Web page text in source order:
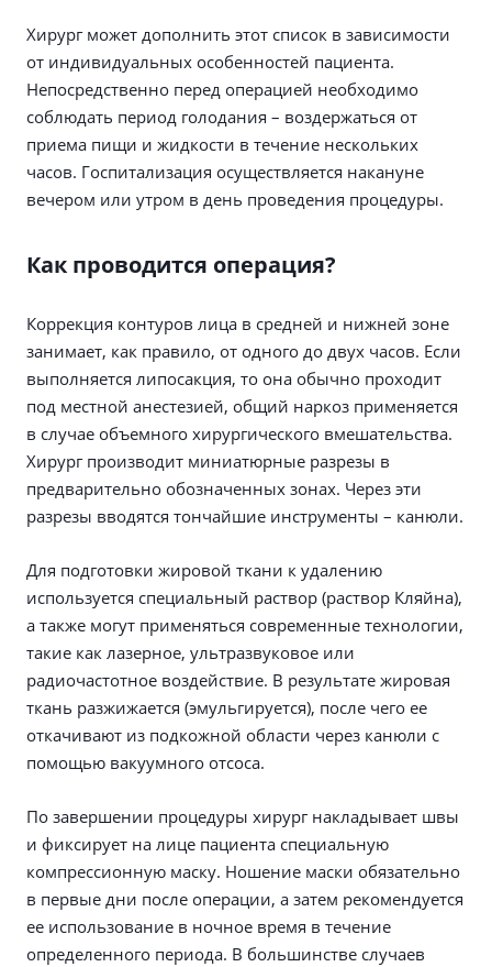
Хирург может дополнить этот список в зависимости
от индивидуальных особенностей пациента.
Непосредственно перед операцией необходимо
соблюдать период голодания – воздержаться от
приема пищи и жидкости в течение нескольких
часов. Госпитализация осуществляется накануне
вечером или утром в день проведения процедуры.
Как проводится операция?
Коррекция контуров лица в средней и нижней зоне
занимает, как правило, от одного до двух часов. Если
выполняется липосакция, то она обычно проходит
под местной анестезией, общий наркоз применяется
в случае объемного хирургического вмешательства.
Хирург производит миниатюрные разрезы в
предварительно обозначенных зонах. Через эти
разрезы вводятся тончайшие инструменты – канюли.
Для подготовки жировой ткани к удалению
используется специальный раствор (раствор Кляйна),
а также могут применяться современные технологии,
такие как лазерное, ультразвуковое или
радиочастотное воздействие. В результате жировая
ткань разжижается (эмульгируется), после чего ее
откачивают из подкожной области через канюли с
помощью вакуумного отсоса.
По завершении процедуры хирург накладывает швы
и фиксирует на лице пациента специальную
компрессионную маску. Ношение маски обязательно
в первые дни после операции, а затем рекомендуется
ее использование в ночное время в течение
определенного периода. В большинстве случаев